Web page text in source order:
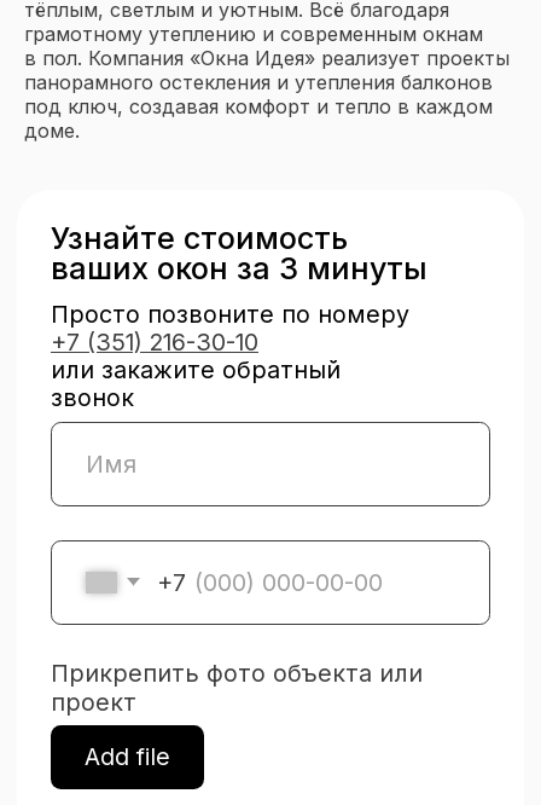
тёплым, светлым и уютным. Всё благодаря
грамотному утеплению и современным окнам
в пол. Компания «Окна Идея» реализует проекты
панорамного остекления и утепления балконов
под ключ, создавая комфорт и тепло в каждом
доме.
касающаяся оконных конструкций,
монтажных и отделочных работ, носит
информационный характер и не является
положениями ст. 437 ГК РФ. Все цены,
указанные на этом сайте, носят
информационный характер. Для получения
подробной информации просьба
обращаться к менеджерам отдела продаж
Опубликованная на этом сайте
информация может быть изменена
в любое время без предварительного
уведомления.
Чтобы рассчитать стоимость
остекления — напишите нам
Блог